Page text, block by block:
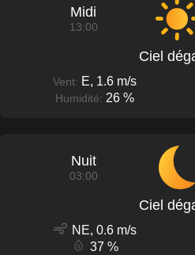
Midi
13:00
Ciel
Vent: E, 1.6 m/s
Humidité: 26 %
Nuit
03:00
Ciel
NE, 0.6 m/s
37 %